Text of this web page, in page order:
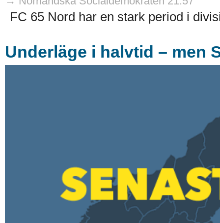
FC 65 Nord har en stark period i
Underläge i halvtid – men